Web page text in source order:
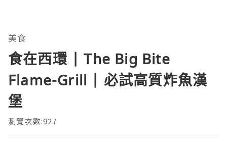
美食
食在西環 | The Big Bite
Flame-Grill | 必試高質炸魚漢
堡
瀏覽次數:927